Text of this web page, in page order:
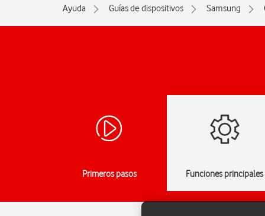
Ayuda Guías de dispositivos Samsung
Primeros pasos Funciones principales